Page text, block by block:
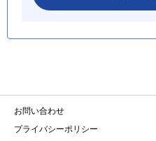
お問い合わせ
プライバシーポリシー